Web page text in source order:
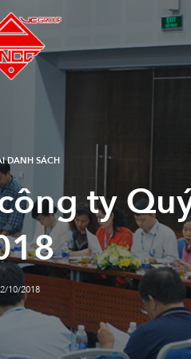
DANH SÁCH
ty
10/2018